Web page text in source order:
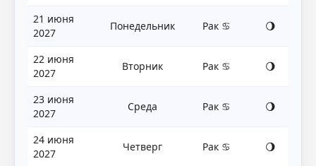
21 июня
2027
Понедельник Рак ♋ 🌖
22 июня
2027
Вторник Рак ♋ 🌖
23 июня
2027
Среда Рак ♋ 🌖
24 июня
2027
Четверг Рак ♋ 🌖